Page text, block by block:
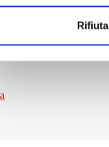
Rifiuta